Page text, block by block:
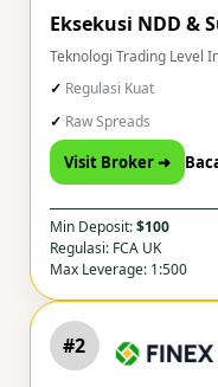
Eksekusi NDD &
Teknologi Trading Level
Regulasi Kuat
Raw Spreads
Visit Broker ➜
Min Deposit:$100
Regulasi: FCA UK
Max Leverage: 1:500
#2